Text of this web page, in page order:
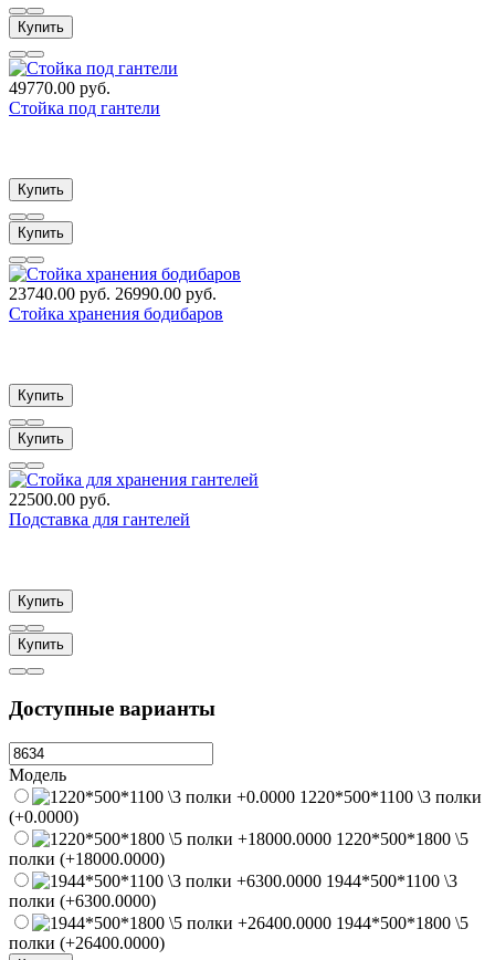
Купить
49770.00 руб.
Стойка под гантели
Купить
Купить
23740.00 руб. 26990.00 руб.
Стойка хранения бодибаров
Купить
Купить
22500.00 руб.
Подставка для гантелей
Купить
Купить
Доступные варианты
Модель
1220*500*1100 \3 полки
(+0.0000)
1220*500*1800 \5
полки (+18000.0000)
1944*500*1100 \3
полки (+6300.0000)
1944*500*1800 \5
полки (+26400.0000)